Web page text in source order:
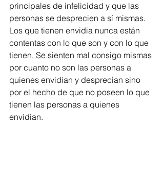
principales de infelicidad y que las
personas se desprecien a sí mismas.
Los que tienen envidia nunca están
contentas con lo que son y con lo que
tienen. Se sienten mal consigo mismas
por cuanto no son las personas a
quienes envidian y desprecian sino
por el hecho de que no poseen lo que
tienen las personas a quienes
envidian.